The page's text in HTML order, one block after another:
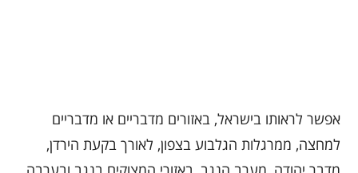
אפשר לראותו בישראל, באזורים מדבריים או מדבריים
למחצה, ממרגלות הגלבוע בצפון, לאורך בקעת הירדן,